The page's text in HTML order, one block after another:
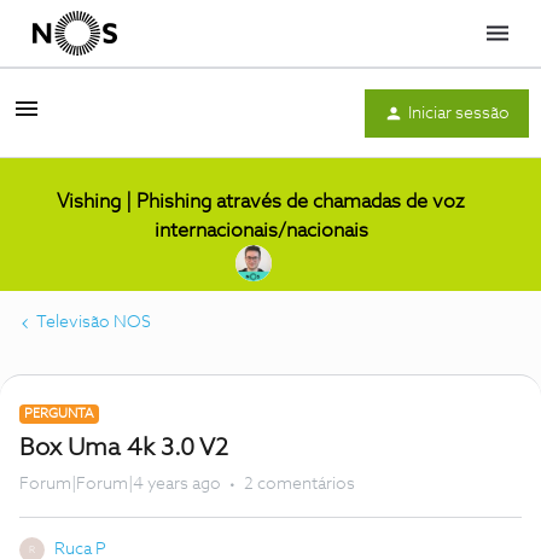
Menu
Iniciar sessão
Vishing | Phishing através de chamadas de voz
internacionais/nacionais
Televisão NOS
PERGUNTA
Box Uma 4k 3.0 V2
Forum|Forum|4 years ago 2 comentários
R Ruca P